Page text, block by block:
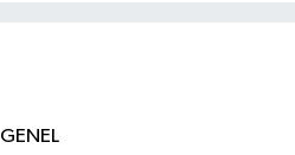
GENEL